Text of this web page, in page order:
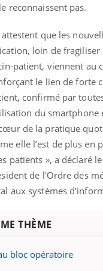
reconnaissent pas.
attestent que les
loin de fragiliser
patient, viennent au
le lien de forte
confirmé par
du smartphone
de la pratique
elle l’est de plus en
patients », a déclaré le
de l'Ordre des
aux systèmes
THÈME
bloc opératoire